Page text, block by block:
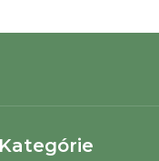
Kategórie